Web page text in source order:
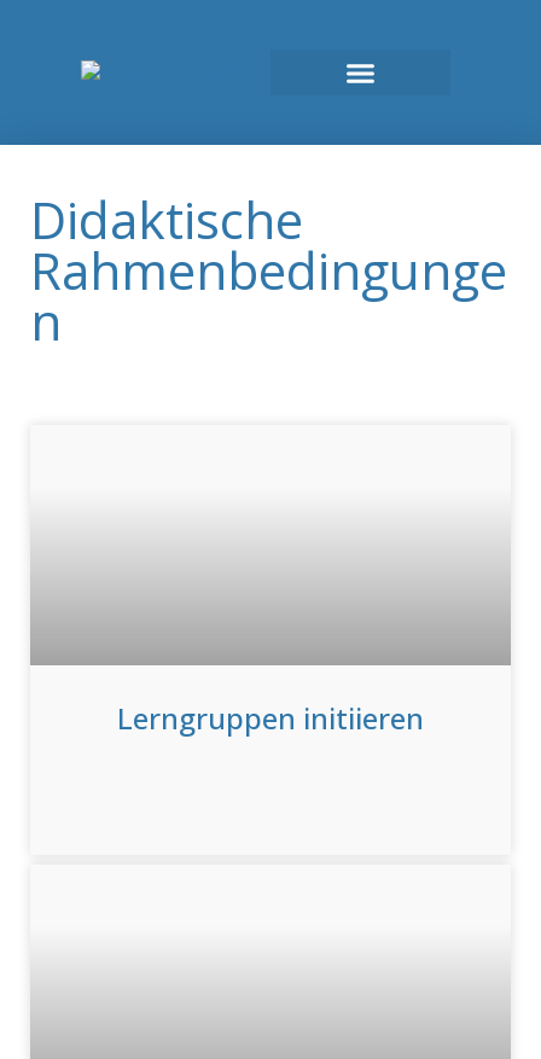
Didaktische
Rahmenbedingunge
n
Lerngruppen initiieren